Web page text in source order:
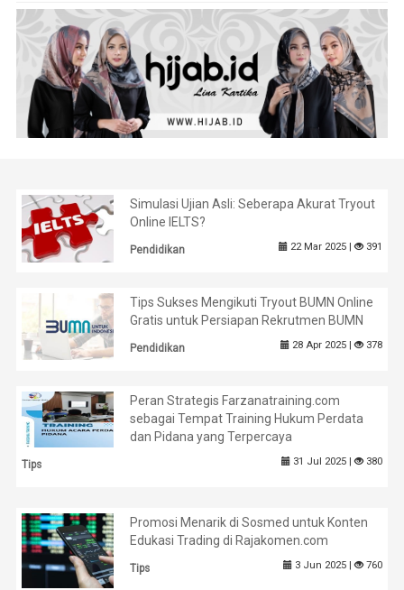
Simulasi Ujian Asli: Seberapa Akurat Tryout
Online IELTS?
Pendidikan 22 Mar 2025 | 391
Tips Sukses Mengikuti Tryout BUMN Online
Gratis untuk Persiapan Rekrutmen BUMN
Pendidikan 28 Apr 2025 | 378
Peran Strategis Farzanatraining.com
sebagai Tempat Training Hukum Perdata
dan Pidana yang Terpercaya
Tips 31 Jul 2025 | 380
Promosi Menarik di Sosmed untuk Konten
Edukasi Trading di Rajakomen.com
Tips 3 Jun 2025 | 760